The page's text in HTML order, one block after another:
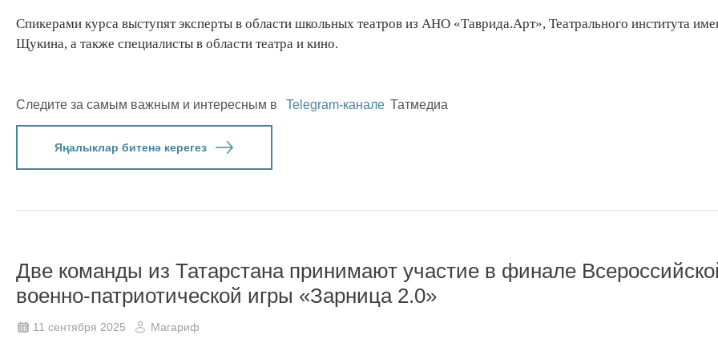
Спикерами курса выступят эксперты в области школьных театров из АНО «Таврида.Арт», Театрального института
Щукина, а также специалисты в области театра и кино.
Следите за самым важным и интересным в Telegram-канале Татмедиа
Яңалыклар битенә керегез
Две команды из Татарстана принимают участие в финале
военно-патриотической игры «Зарница 2.0»
11 сентября 2025 Магариф